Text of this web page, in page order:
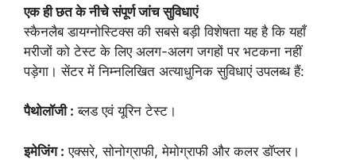
एक ही छत के नीचे संपूर्ण जांच सुविधाएं
स्कैनलैब डायग्नोस्टिक्स की सबसे बड़ी विशेषता यह है कि यहाँ
मरीजों को टेस्ट के लिए अलग-अलग जगहों पर भटकना नहीं
पड़ेगा। सेंटर में निम्नलिखित अत्याधुनिक सुविधाएं उपलब्ध हैं:
पैथोलॉजी : ब्लड एवं यूरिन टेस्ट।
इमेजिंग : एक्सरे, सोनोग्राफी, मेमोग्राफी और कलर डॉप्लर।